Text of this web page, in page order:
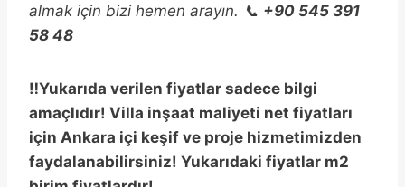
almak için bizi hemen arayın. 📞 +90 545 391
58 48
‼️Yukarıda verilen fiyatlar sadece bilgi
amaçlıdır! Villa inşaat maliyeti net fiyatları
için Ankara içi keşif ve proje hizmetimizden
faydalanabilirsiniz! Yukarıdaki fiyatlar m2